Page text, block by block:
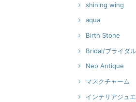
shining wing
aqua
Birth Stone
Bridal/ブライダル
Neo Antique
マスクチャーム
インテリアジュ